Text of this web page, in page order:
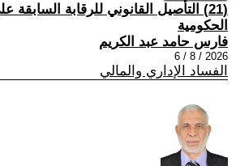
(21) التأصيل القانوني للرقابة السابقة
الحكومية
فارس حامد عبد الكريم
2026 / 8 / 6
الفساد الإداري والمالي